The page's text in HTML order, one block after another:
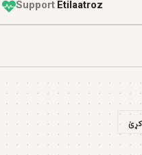
z
o
r
t
a
a
l
i
t
E
Support